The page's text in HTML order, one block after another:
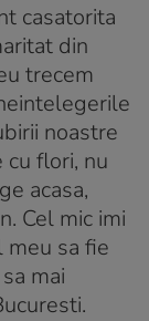
casatorita
din
trecem
noastre
cu flori, nu
acasa,
Cel mic imi
meu sa fie
mai